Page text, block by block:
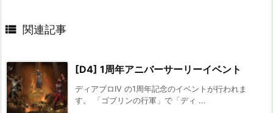
 関連記事
[D4] 1周年アニバーサーリーイベント
ディアブロIV の1周年記念のイベントが行われま
す。 「ゴブリンの行軍」で「ディ ...